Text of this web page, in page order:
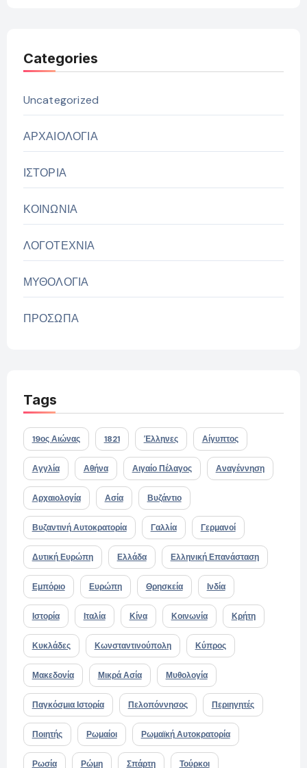
Categories
Uncategorized
ΑΡΧΑΙΟΛΟΓΙΑ
ΙΣΤΟΡΙΑ
ΚΟΙΝΩΝΙΑ
ΛΟΓΟΤΕΧΝΙΑ
ΜΥΘΟΛΟΓΙΑ
ΠΡΟΣΩΠΑ
Tags
19ος Αιώνας 1821 Έλληνες Αίγυπτος
Αγγλία Αθήνα Αιγαίο Πέλαγος Αναγέννηση
Αρχαιολογία Ασία Βυζάντιο
Βυζαντινή Αυτοκρατορία Γαλλία Γερμανοί
Δυτική Ευρώπη Ελλάδα Ελληνική Επανάσταση
Εμπόριο Ευρώπη Θρησκεία Ινδία
Ιστορία Ιταλία Κίνα Κοινωνία Κρήτη
Κυκλάδες Κωνσταντινούπολη Κύπρος
Μακεδονία Μικρά Ασία Μυθολογία
Παγκόσμια Ιστορία Πελοπόννησος Περιηγητές
Ποιητής Ρωμαίοι Ρωμαϊκή Αυτοκρατορία
Ρωσία Ρώμη Σπάρτη Τούρκοι